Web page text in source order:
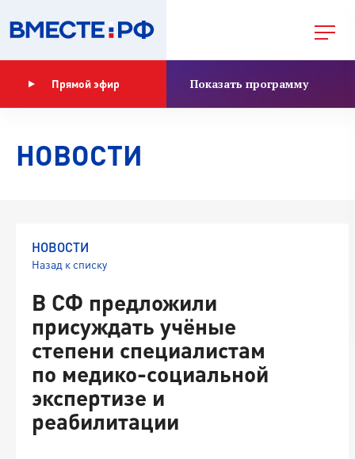
Прямой эфир Показать программу
НОВОСТИ
НОВОСТИ
Назад к списку
В СФ предложили
присуждать учёные
степени специалистам
по медико-социальной
экспертизе и
реабилитации